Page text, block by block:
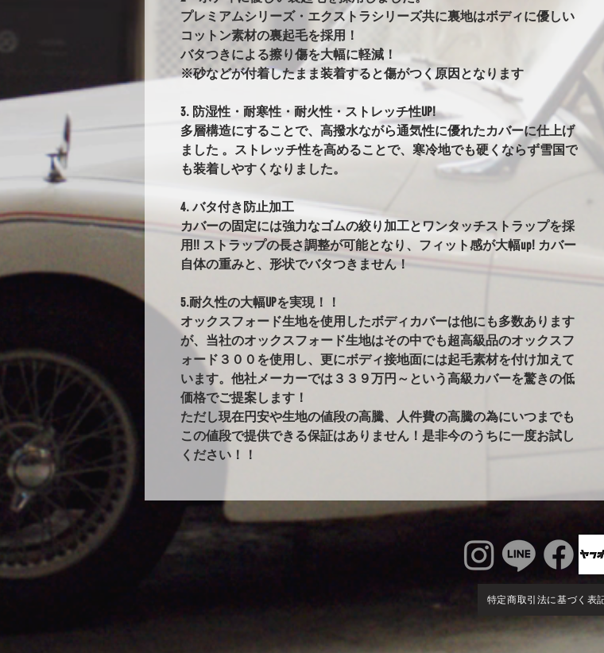
プレミアムシリーズ・エクストラシリーズ共に裏地はボディに優しい
コットン素材の裏起毛を採用！
バタつきによる擦り傷を大幅に軽減！
※砂などが付着したまま装着すると傷がつく原因となります
3. 防湿性・耐寒性・耐火性・ストレッチ性UP!
多層構造にすることで、高撥水ながら通気性に優れたカバーに仕上げ
ました 。ストレッチ性を高めることで、寒冷地でも硬くならず雪国で
も装着しやすくなりました。
4. バタ付き防止加工
カバーの固定には強力なゴムの絞り加工とワンタッチストラップを採
用!! ストラップの長さ調整が可能となり、フィット感が大幅up! カバー
自体の重みと、形状でバタつきません！
5.耐久性の大幅UPを実現！！
オックスフォード生地を使用したボディカバーは他にも多数あります
が、当社のオックスフォード生地はその中でも超高級品のオックスフ
ォード３００を使用し、更にボディ接地面には起毛素材を付け加えて
います。他社メーカーでは３３９万円～という高級カバーを驚きの低
価格でご提案します！
ただし現在円安や生地の値段の高騰、人件費の高騰の為にいつまでも
この値段で提供できる保証はありません！是非今のうちに一度お試し
ください！！
特定商取引法に基づく表